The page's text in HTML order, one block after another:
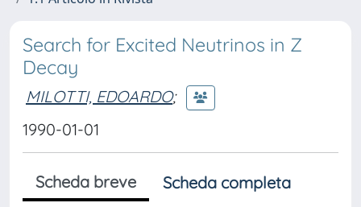
Search for Excited Neutrinos in Z
Decay
MILOTTI, EDOARDO;
1990-01-01
Scheda breve Scheda completa